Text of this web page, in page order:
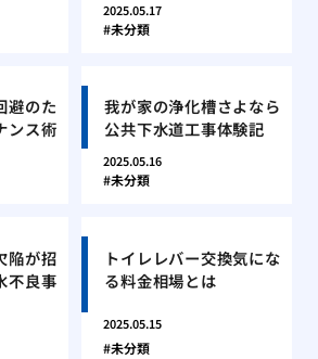
2025.05.17
未分類
避のた
ンス術
我が家の浄化槽さよなら
公共下水道工事体験記
2025.05.16
未分類
陥が招
不良事
トイレレバー交換気にな
る料金相場とは
2025.05.15
未分類